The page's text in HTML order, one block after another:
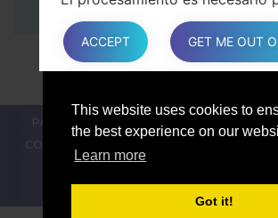
This website uses cookies to
the best experience on our
Learn more
Got it!
PARA LOS BLOGGERS
CONTACTOS
cumplir con una obligación legal
está sujeto el Propietario;
El procesamiento se relaciona
el ejercicio del poder público
al Propietario;
En cualquier caso, el Propietario
ACCEPT GET ME OUT